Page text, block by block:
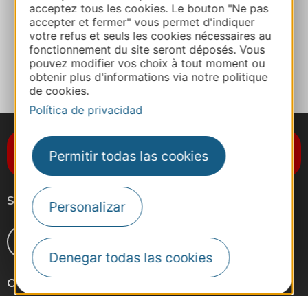
acceptez tous les cookies. Le bouton "Ne pas
accepter et fermer" vous permet d'indiquer
votre refus et seuls les cookies nécessaires au
fonctionnement du site seront déposés. Vous
pouvez modifier vos choix à tout moment ou
obtenir plus d'informations via notre politique
de cookies.
Política de privacidad
Permitir todas las cookies
Personalizar
Denegar todas las cookies
Facebook
A MIS FAVORITOS
Suscríbase al boletín de noticias
Destination Occitanie
Síganos
Otros sitios web